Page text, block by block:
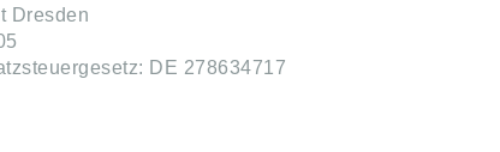
Dresden
DE 278634717